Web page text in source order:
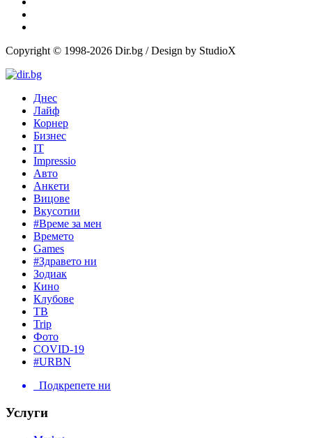
Copyright © 1998-2026 Dir.bg / Design by StudioX
Днес
Лайф
Корнер
Бизнес
IT
Impressio
Авто
Анкети
Вицове
Вкусотии
#Време за мен
Времето
Games
#Здравето ни
Зодиак
Кино
Клубове
ТВ
Trip
Фото
COVID-19
#URBN
Подкрепете ни
Услуги